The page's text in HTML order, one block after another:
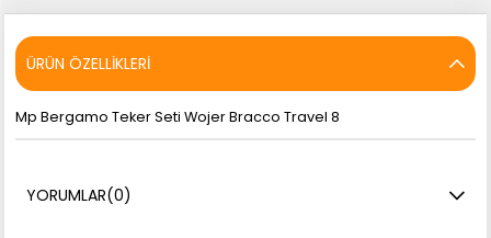
ÜRÜN ÖZELLIKLERI
Mp Bergamo Teker Seti Wojer Bracco Travel 8
YORUMLAR(0)